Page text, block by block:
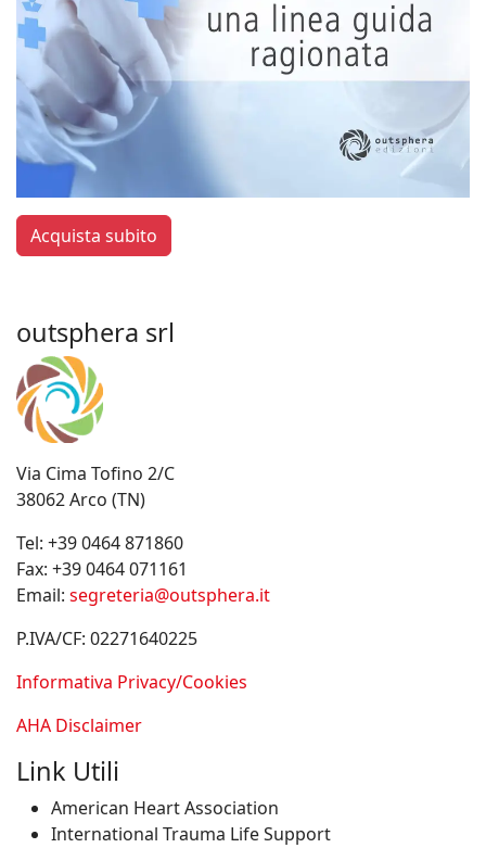
Acquista subito
outsphera srl
Via Cima Tofino 2/C
38062 Arco (TN)
Tel: +39 0464 871860
Fax: +39 0464 071161
Email: segreteria@outsphera.it
P.IVA/CF: 02271640225
Informativa Privacy/Cookies
AHA Disclaimer
Link Utili
American Heart Association
International Trauma Life Support